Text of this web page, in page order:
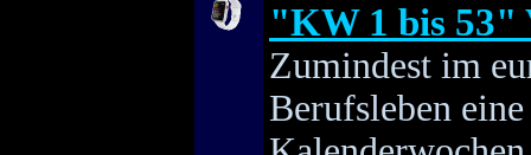
"KW 1 bis 53"
Zumindest im
Berufsleben